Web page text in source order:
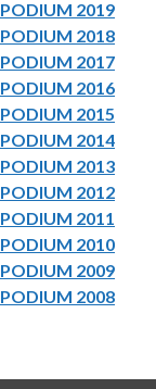
PODIUM 2019
PODIUM 2018
PODIUM 2017
PODIUM 2016
PODIUM 2015
PODIUM 2014
PODIUM 2013
PODIUM 2012
PODIUM 2011
PODIUM 2010
PODIUM 2009
PODIUM 2008